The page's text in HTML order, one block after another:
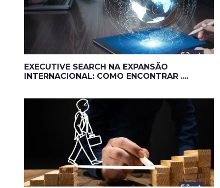
EXECUTIVE SEARCH NA EXPANSÃO
INTERNACIONAL: COMO ENCONTRAR ....